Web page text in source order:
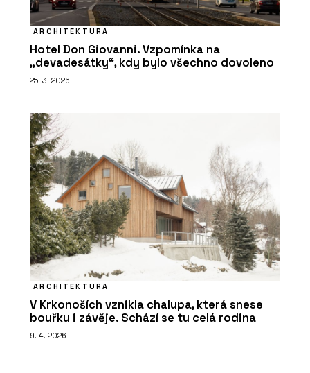
ARCHITEKTURA
Hotel Don Giovanni. Vzpomínka na
„devadesátky“, kdy bylo všechno dovoleno
25. 3. 2026
ARCHITEKTURA
V Krkonoších vznikla chalupa, která snese
bouřku i závěje. Schází se tu celá rodina
9. 4. 2026